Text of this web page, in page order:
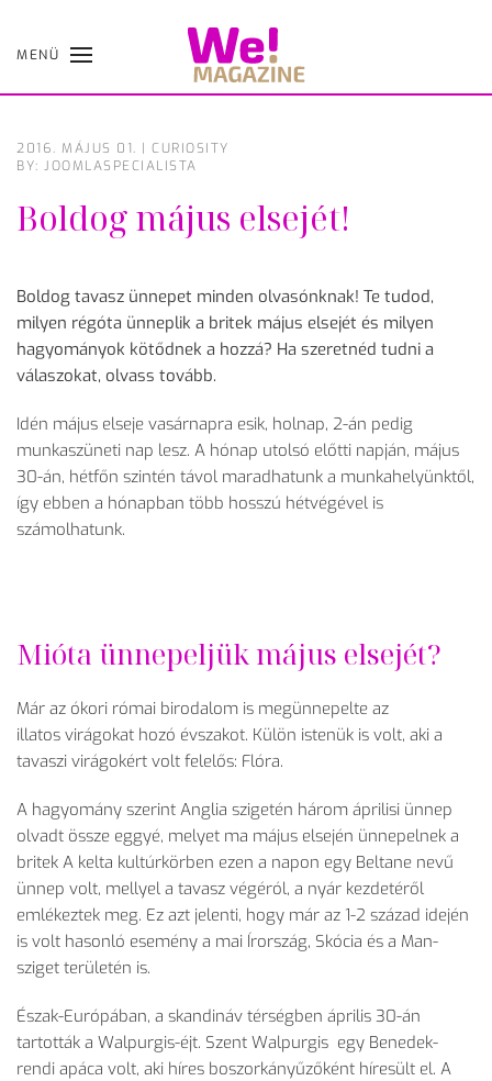
Skip
MENÜ
2016. MÁJUS 01. | CURIOSITY
BY: JOOMLASPECIALISTA
Boldog május elsejét!
Boldog tavasz ünnepet minden olvasónknak! Te tudod,
milyen régóta ünneplik a britek május elsejét és milyen
hagyományok kötődnek a hozzá? Ha szeretnéd tudni a
válaszokat, olvass tovább.
Idén május elseje vasárnapra esik, holnap, 2-án pedig
munkaszüneti nap lesz. A hónap utolsó előtti napján, május
30-án, hétfőn szintén távol maradhatunk a munkahelyünktől,
így ebben a hónapban több hosszú hétvégével is
számolhatunk.
Mióta ünnepeljük május elsejét?
Már az ókori római birodalom is megünnepelte az
illatos virágokat hozó évszakot. Külön istenük is volt, aki a
tavaszi virágokért volt felelős: Flóra.
A hagyomány szerint Anglia szigetén három áprilisi ünnep
olvadt össze eggyé, melyet ma május elsején ünnepelnek a
britek A kelta kultúrkörben ezen a napon egy Beltane nevű
ünnep volt, mellyel a tavasz végéról, a nyár kezdetéről
emlékeztek meg. Ez azt jelenti, hogy már az 1-2 század idején
is volt hasonló esemény a mai Írország, Skócia és a Man-
sziget területén is.
Észak-Európában, a skandináv térségben április 30-án
tartották a Walpurgis-éjt. Szent Walpurgis egy Benedek-
rendi apáca volt, aki híres boszorkányűzőként híresült el. A